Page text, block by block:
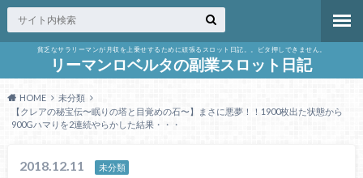
貧乏なサラリーマンが月収を上乗せするために頑張るスロット日記。。ビタ押しできません。
リーマンロベルタの副業スロット日記
HOME
未分類
【クレアの秘宝伝〜眠りの塔と目覚めの石〜】まさに悪夢！！1900枚出た状態から
900Gハマりを2連続やらかした結果・・・
2018.12.11 未分類